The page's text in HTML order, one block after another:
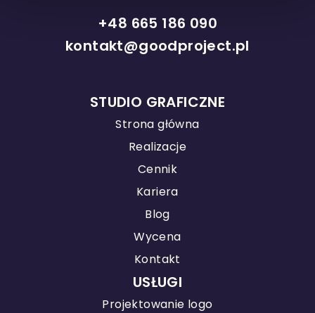
+48 665 186 090
kontakt@goodproject.pl
STUDIO GRAFICZNE
Strona główna
Realizacje
Cennik
Kariera
Blog
Wycena
Kontakt
USŁUGI
Projektowanie logo